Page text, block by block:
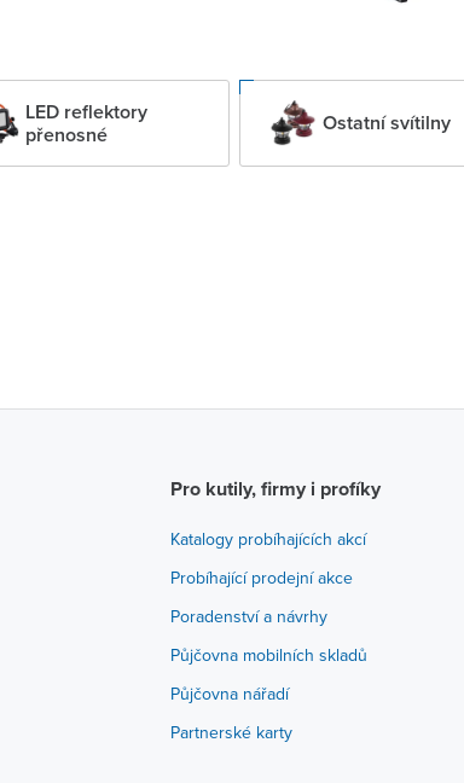
LED reflektory
přenosné
Ostatní svítilny
Pro kutily, firmy i profíky
Katalogy probíhajících akcí
Probíhající prodejní akce
Poradenství a návrhy
Půjčovna mobilních skladů
Půjčovna nářadí
Partnerské karty